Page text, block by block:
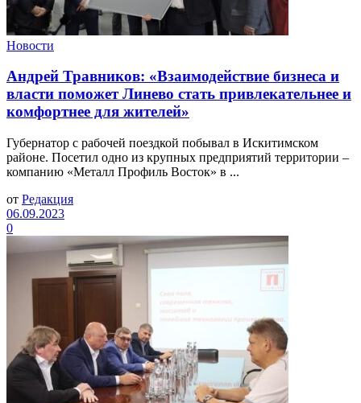
Новости
Андрей Травников: «Взаимодействие бизнеса и
власти поможет Линево стать привлекательнее и
комфортнее для жителей»
Губернатор с рабочей поездкой побывал в Искитимском
районе. Посетил одно из крупных предприятий территории –
компанию «Металл Профиль Восток» в ...
от Редакция
06.09.2023
0